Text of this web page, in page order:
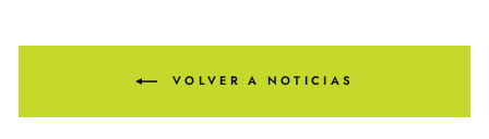
VOLVER A NOTICIAS